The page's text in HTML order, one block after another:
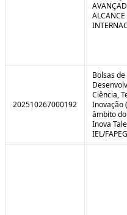
202510267000192
Bolsas de
Ciência,
Inovação
âmbito
Inova
IEL/FAPEG